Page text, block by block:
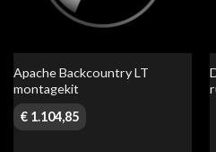
Apache Backcountry LT
montagekit
€1.104,85